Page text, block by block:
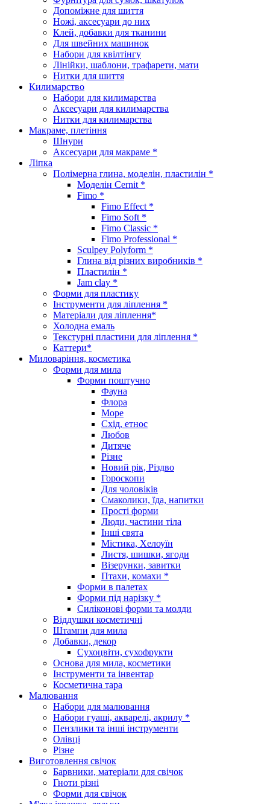
Допоміжне для шиття
Ножі, аксесуари до них
Клей, добавки для тканини
Для швейних машинок
Набори для квілтінгу
Лінійки, шаблони, трафарети, мати
Нитки для шиття
Килимарство
Набори для килимарства
Аксесуари для килимарства
Нитки для килимарства
Макраме, плетіння
Шнури
Аксесуари для макраме *
Ліпка
Полімерна глина, моделін, пластилін *
Моделін Cernit *
Fimo *
Fimo Effect *
Fimo Soft *
Fimo Classic *
Fimo Professional *
Sculpey Polyform *
Глина від різних виробників *
Пластилін *
Jam clay *
Форми для пластику
Інструменти для ліплення *
Матеріали для ліплення*
Холодна емаль
Текстурні пластини для ліплення *
Каттери*
Миловаріння, косметика
Форми для мила
Форми поштучно
Фауна
Флора
Море
Схід, етнос
Любов
Дитяче
Різне
Новий рік, Різдво
Гороскопи
Для чоловіків
Смаколики, їда, напитки
Прості форми
Люди, частини тіла
Інші свята
Містика, Хелоуїн
Листя, шишки, ягоди
Візерунки, завитки
Птахи, комахи *
Форми в палетах
Форми під нарізку *
Силіконові форми та молди
Віддушки косметичні
Штампи для мила
Добавки, декор
Сухоцвіти, сухофрукти
Основа для мила, косметики
Інструменти та інвентар
Косметична тара
Малювання
Набори для малювання
Набори гуаші, акварелі, акрилу *
Пензлики та інші інструменти
Олівці
Різне
Виготовлення свічок
Барвники, матеріали для свічок
Гноти різні
Форми для свічок